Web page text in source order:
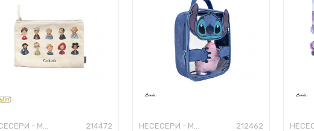
НЕСЕСЕРИ - МОДНИ 214472 НЕСЕСЕРИ - МОДНИ 212462